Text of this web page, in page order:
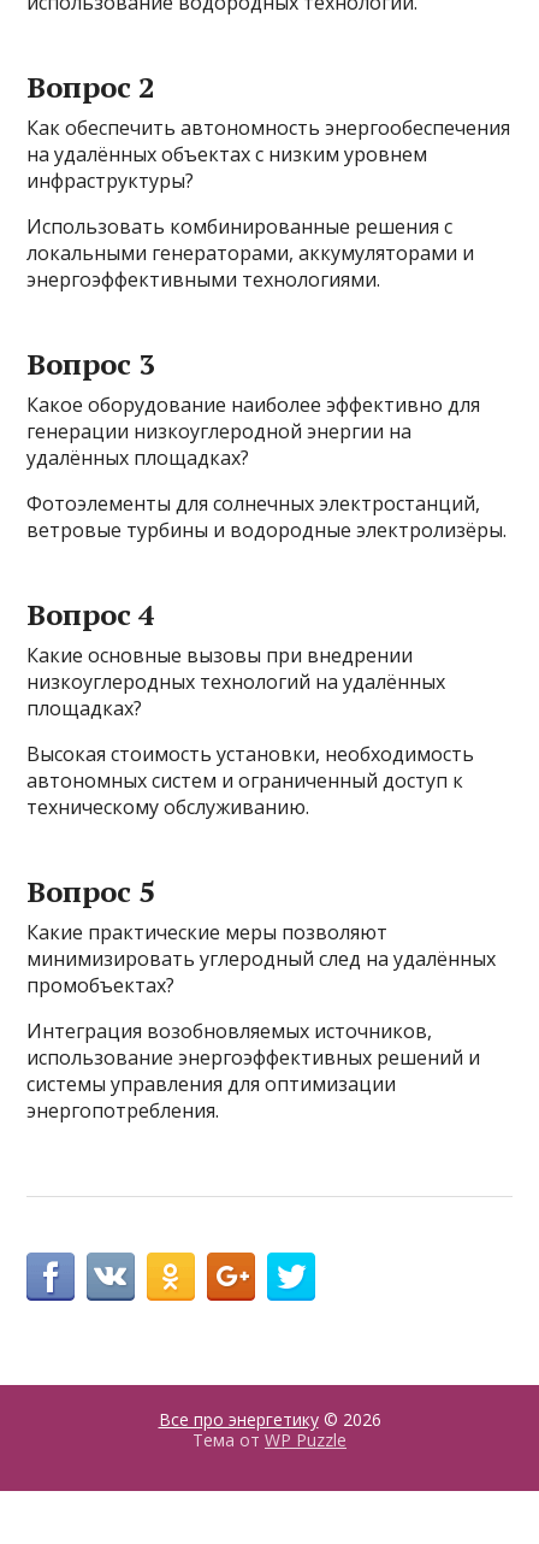
Вопрос 2
Как обеспечить автономность энергообеспечения
на удалённых объектах с низким уровнем
инфраструктуры?
Использовать комбинированные решения с
локальными генераторами, аккумуляторами и
энергоэффективными технологиями.
Вопрос 3
Какое оборудование наиболее эффективно для
генерации низкоуглеродной энергии на
удалённых площадках?
Фотоэлементы для солнечных электростанций,
ветровые турбины и водородные электролизёры.
Вопрос 4
Какие основные вызовы при внедрении
низкоуглеродных технологий на удалённых
площадках?
Высокая стоимость установки, необходимость
автономных систем и ограниченный доступ к
техническому обслуживанию.
Вопрос 5
Какие практические меры позволяют
минимизировать углеродный след на удалённых
промобъектах?
Интеграция возобновляемых источников,
использование энергоэффективных решений и
системы управления для оптимизации
энергопотребления.
Все про энергетику© 2026
Тема от WP Puzzle